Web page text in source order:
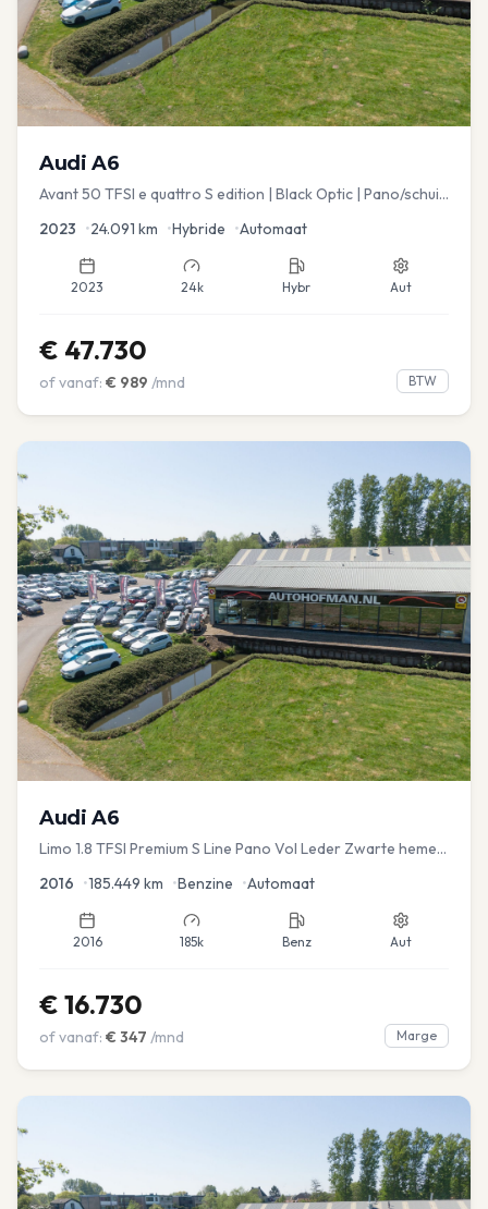
Audi A6
Avant 50 TFSI e quattro S edition | Black Optic | Pano/schuif
2023 •24.091 km •Hybride •Automaat
2023 24k Hybr Aut
€ 47.730
of vanaf: € 989 /mnd BTW
Audi A6
Limo 1.8 TFSI Premium S Line Pano Vol Leder Zwarte hemel
2016 •185.449 km •Benzine •Automaat
2016 185k Benz Aut
€ 16.730
of vanaf: € 347 /mnd Marge